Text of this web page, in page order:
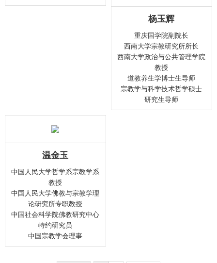
杨玉辉
重庆国学院副院长
西南大学宗教研究所所长
西南大学政治与公共管理学院
教授
道教养生学博士生导师
宗教学与科学技术哲学硕士
研究生导师
温金玉
中国人民大学哲学系宗教学系
教授
中国人民大学佛教与宗教学理
论研究所专职教授
中国社会科学院佛教研究中心
特约研究员
中国宗教学会理事